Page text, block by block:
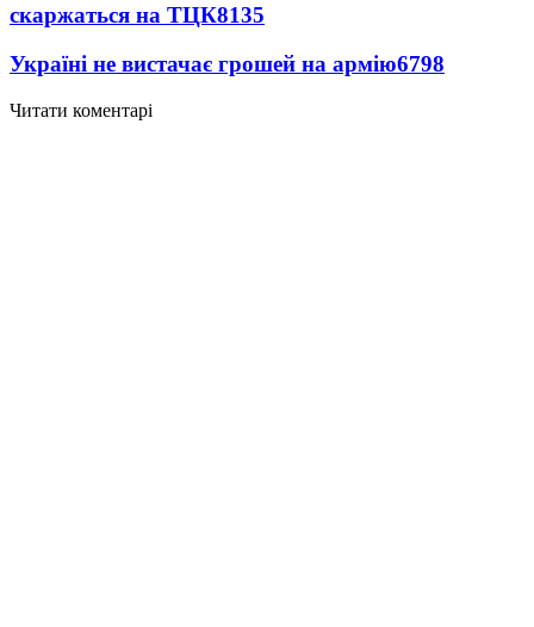
скаржаться на ТЦК8135
Україні не вистачає грошей на армію6798
Читати коментарі